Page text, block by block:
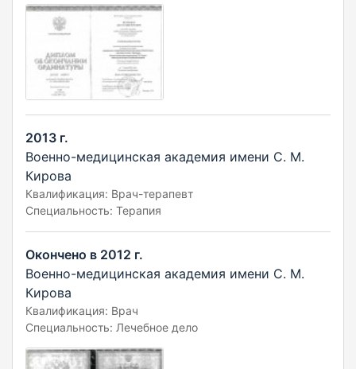
2013 г.
Военно-медицинская академия имени С. М.
Кирова
Квалификация: Врач-терапевт
Специальность: Терапия
Окончено в 2012 г.
Военно-медицинская академия имени С. М.
Кирова
Квалификация: Врач
Специальность: Лечебное дело